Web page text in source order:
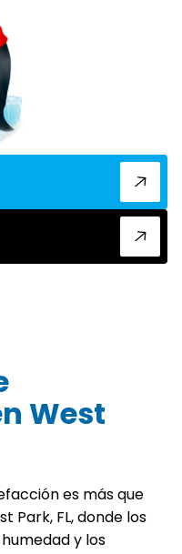
West
es más que
Park, FL, donde los
y los